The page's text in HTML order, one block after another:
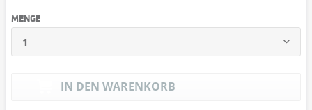
MENGE
IN DEN WARENKORB